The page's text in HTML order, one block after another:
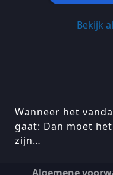
Bekijk
Wanneer het
gaat: Dan moet
zijn…